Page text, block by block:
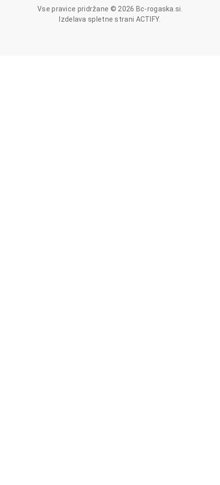
Vse pravice pridržane © 2026 Bc-rogaska.si.
Izdelava spletne strani ACTIFY.